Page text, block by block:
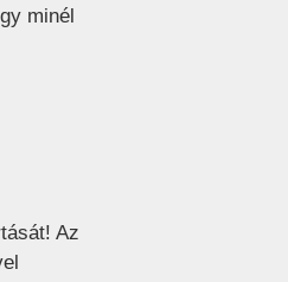
minél
Az